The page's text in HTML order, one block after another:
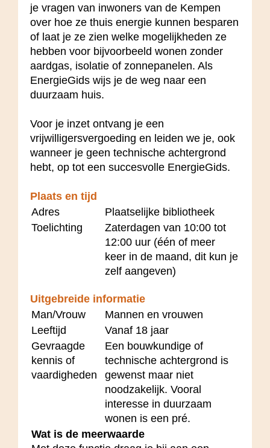
je vragen van inwoners van de Kempen
over hoe ze thuis energie kunnen besparen
of laat je ze zien welke mogelijkheden ze
hebben voor bijvoorbeeld wonen zonder
aardgas, isolatie of zonnepanelen. Als
EnergieGids wijs je de weg naar een
duurzaam huis.
Voor je inzet ontvang je een
vrijwilligersvergoeding en leiden we je, ook
wanneer je geen technische achtergrond
hebt, op tot een succesvolle EnergieGids.
Plaats en tijd
Adres
Plaatselijke bibliotheek
Toelichting
Zaterdagen van 10:00 tot
12:00 uur (één of meer
keer in de maand, dit kun je
zelf aangeven)
Uitgebreide informatie
Man/Vrouw
Mannen en vrouwen
Leeftijd
Vanaf 18 jaar
Gevraagde
kennis of
vaardigheden
Een bouwkundige of
technische achtergrond is
gewenst maar niet
noodzakelijk. Vooral
interesse in duurzaam
wonen is een pré.
Wat is de meerwaarde